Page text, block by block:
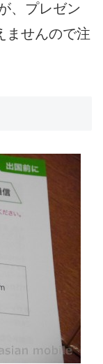
、プレゼン
ませんので注